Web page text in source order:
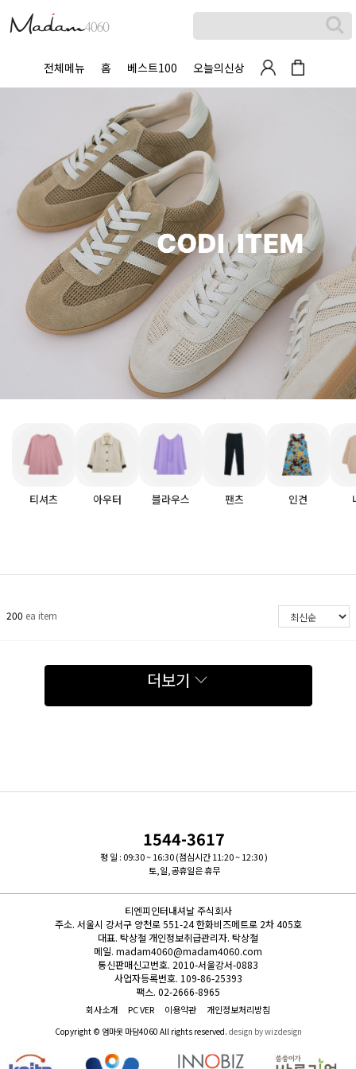
전체메뉴 홈 베스트100 오늘의신상
티셔츠 아우터 블라우스 팬츠 인견
200 ea item
더보기
1544-3617
평 일 : 09:30 ~ 16:30 (점심시간 11:20 ~ 12:30 )
토,일,공휴일은 휴무
티엔피인터내셔날 주식회사
주소. 서울시 강서구 양천로 551-24 한화비즈메트로 2차 405호
대표. 탁상철 개인정보취급관리자. 탁상철
메일. madam4060@madam4060.com
통신판매신고번호. 2010-서울강서-0883
사업자등록번호. 109-86-25393
팩스. 02-2666-8965
회사소개 PC VER 이용약관 개인정보처리방침
Copyright © 엄마옷 마담4060 All rights reserved. design by wizdesign